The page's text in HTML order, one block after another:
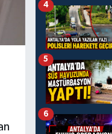
4
5
6